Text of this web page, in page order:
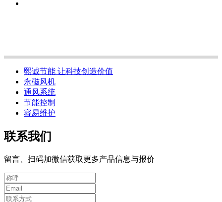
熙诚节能 让科技创造价值
永磁风机
通风系统
节能控制
容易维护
联系我们
留言、扫码加微信获取更多产品信息与报价